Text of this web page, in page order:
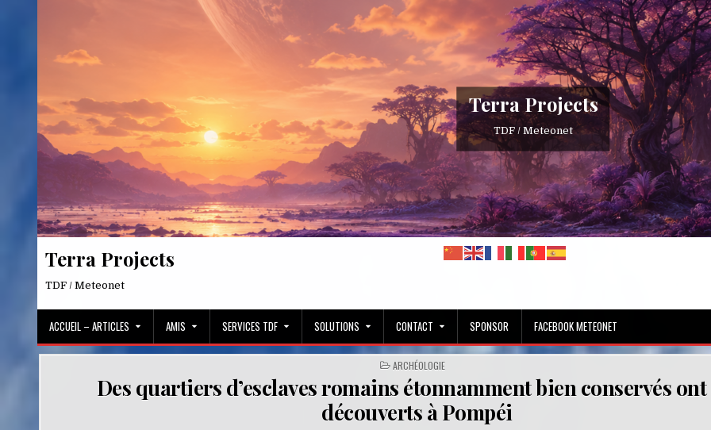
Terra Projects
TDF / Meteonet
Terra Projects
TDF / Meteonet
ACCUEIL – ARTICLES AMIS SERVICES TDF SOLUTIONS CONTACT SPONSOR FACEBOOK METEONET
POSTED
IN
ARCHÉOLOGIE
Des quartiers d’esclaves romains étonnamment bien conservés ont
découverts à Pompéi